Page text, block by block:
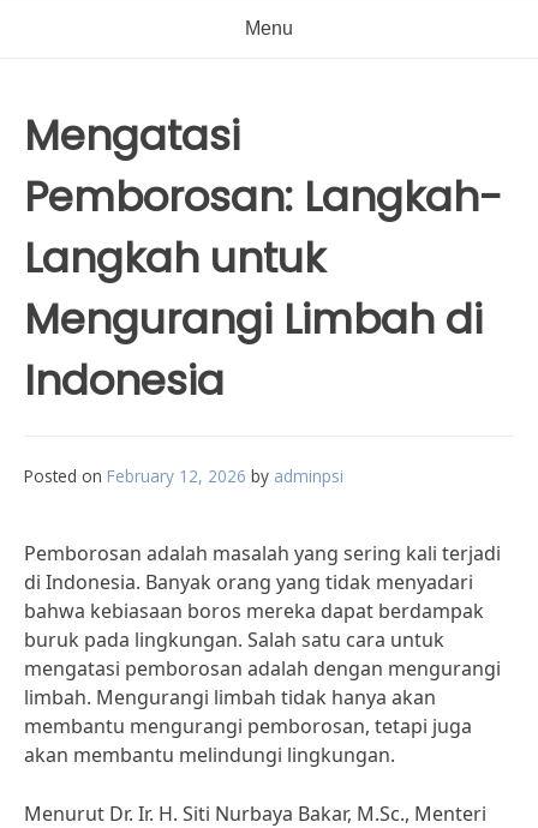
Menu
Mengatasi
Pemborosan: Langkah-
Langkah untuk
Mengurangi Limbah di
Indonesia
Posted on February 12, 2026 by adminpsi
Pemborosan adalah masalah yang sering kali terjadi
di Indonesia. Banyak orang yang tidak menyadari
bahwa kebiasaan boros mereka dapat berdampak
buruk pada lingkungan. Salah satu cara untuk
mengatasi pemborosan adalah dengan mengurangi
limbah. Mengurangi limbah tidak hanya akan
membantu mengurangi pemborosan, tetapi juga
akan membantu melindungi lingkungan.
Menurut Dr. Ir. H. Siti Nurbaya Bakar, M.Sc., Menteri